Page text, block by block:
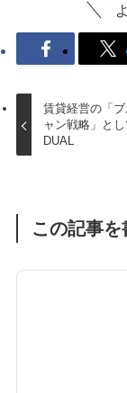
賃貸経営の「
ャン戦略」と
DUAL
この記事を